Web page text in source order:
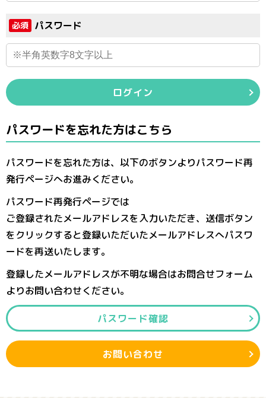
必須 パスワード
ログイン
パスワードを忘れた方はこちら
パスワードを忘れた方は、以下のボタンよりパスワード再
発行ページへお進みください。
パスワード再発行ページでは
ご登録されたメールアドレスを入力いただき、送信ボタン
をクリックすると登録いただいたメールアドレスへパスワ
ードを再送いたします。
登録したメールアドレスが不明な場合はお問合せフォーム
よりお問い合わせください。
パスワード確認
お問い合わせ